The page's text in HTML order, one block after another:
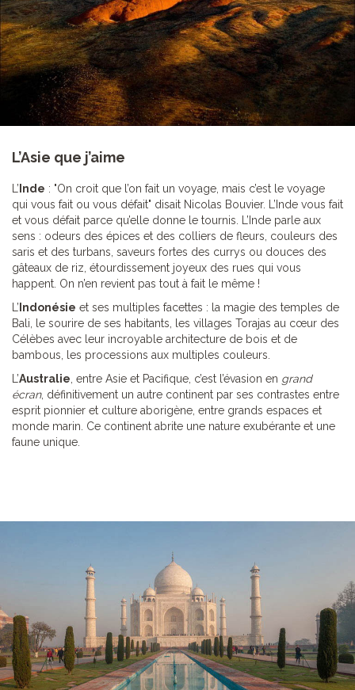
L’Asie que j’aime
L’Inde : "On croit que l’on fait un voyage, mais c’est le voyage
qui vous fait ou vous défait" disait Nicolas Bouvier. L’Inde vous fait
et vous défait parce qu’elle donne le tournis. L’Inde parle aux
sens : odeurs des épices et des colliers de fleurs, couleurs des
saris et des turbans, saveurs fortes des currys ou douces des
gâteaux de riz, étourdissement joyeux des rues qui vous
happent. On n’en revient pas tout à fait le même !
L’Indonésie et ses multiples facettes : la magie des temples de
Bali, le sourire de ses habitants, les villages Torajas au cœur des
Célèbes avec leur incroyable architecture de bois et de
bambous, les processions aux multiples couleurs.
L’Australie , entre Asie et Pacifique, c’est l’évasion en grand
écran, définitivement un autre continent par ses contrastes entre
esprit pionnier et culture aborigène, entre grands espaces et
monde marin. Ce continent abrite une nature exubérante et une
faune unique.